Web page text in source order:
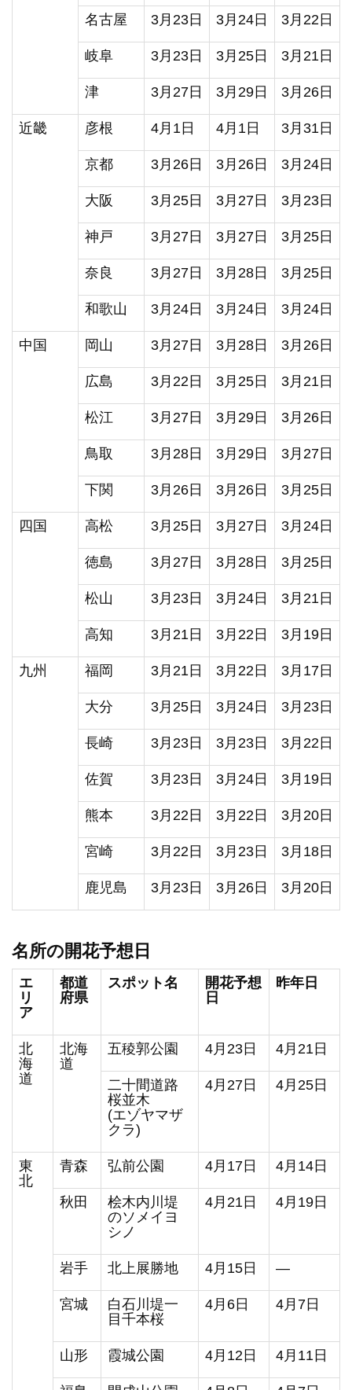
名古屋 3月23日 3月24日 3月22日
岐阜 3月23日 3月25日 3月21日
津 3月27日 3月29日 3月26日
近畿 彦根 4月1日 4月1日 3月31日
京都 3月26日 3月26日 3月24日
大阪 3月25日 3月27日 3月23日
神戸 3月27日 3月27日 3月25日
奈良 3月27日 3月28日 3月25日
和歌山 3月24日 3月24日 3月24日
中国 岡山 3月27日 3月28日 3月26日
広島 3月22日 3月25日 3月21日
松江 3月27日 3月29日 3月26日
鳥取 3月28日 3月29日 3月27日
下関 3月26日 3月26日 3月25日
四国 高松 3月25日 3月27日 3月24日
徳島 3月27日 3月28日 3月25日
松山 3月23日 3月24日 3月21日
高知 3月21日 3月22日 3月19日
九州 福岡 3月21日 3月22日 3月17日
大分 3月25日 3月24日 3月23日
長崎 3月23日 3月23日 3月22日
佐賀 3月23日 3月24日 3月19日
熊本 3月22日 3月22日 3月20日
宮崎 3月22日 3月23日 3月18日
鹿児島 3月23日 3月26日 3月20日
名所の開花予想日
エ
リ
ア
都道
府県
スポット名
開花予想
日
昨年日
北
海
道
北海
道
五稜郭公園 4月23日 4月21日
二十間道路
桜並木
(エゾヤマザ
クラ)
4月27日 4月25日
東
北
青森 弘前公園 4月17日 4月14日
秋田
桧木内川堤
のソメイヨ
シノ
4月21日 4月19日
岩手 北上展勝地 4月15日 ―
宮城
白石川堤一
目千本桜
4月6日 4月7日
山形 霞城公園 4月12日 4月11日